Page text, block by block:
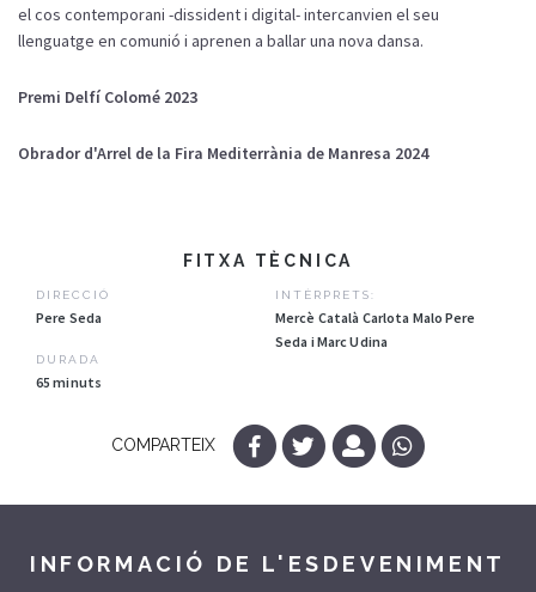
el cos contemporani -dissidenti digital-intercanvien elseu
llenguatge en comunió i aprenen a ballar una nova dansa.
Premi Delfí Colomé 2023
Obradord'Arrel de la Fira Mediterrània de Manresa 2024
FITXA TÈCNICA
DIRECCIÓ
Pere Seda
DURADA
65 minuts
INTÈRPRETS:
Mercè Català Carlota Malo Pere
Seda i Marc Udina
COMPARTEIX
INFORMACIÓ DE L'ESDEVENIMENT